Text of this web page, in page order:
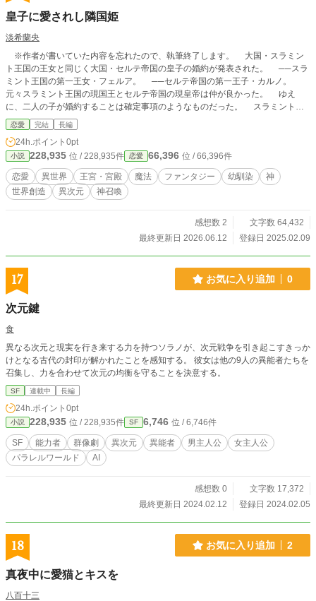
体等とは一切関係無く、布教、勧誘等を目的とした作品では
皇子に愛されし隣国姫
淡希蘭央
※作者が書いていた内容を忘れたので、執筆終了します。 大国・スラミン
ト王国の王女と同じく大国・セルテ帝国の皇子の婚約が発表された。 ──スラ
ミント王国の第一王女・フェルア。 ──セルテ帝国の第一王子・カルノ。
元々スラミント王国の現国王とセルテ帝国の現皇帝は仲が良かった。 ゆえ
に、二人の子が婚約することは確定事項のようなものだった。 スラミント王
国の国王夫妻の計らいにより、フェルアは物心がつく頃にはセルテ帝国の宮殿で
暮らすことになった。 様々な行事などを重ね、深まっていく二人の絆、そし
て恋心──。 二人の恋は結ばれるのか。はたまた、どちらかが婚約破棄を言い
渡すのか⋯⋯。 婚約からなる、永遠の恋の物語。 ※注）登場人物がめちゃ
めちゃ多いです。 表記が違うところが数カ所あります。例…「第1王
妃」と「正妃」。「第1王子」と「王太子」もしくは「皇太子」。「王太子」と
「皇太子」の違いは気になるようでしたらお調べ下さい。 また、ミスがあり
も気になるところなどコメントしていただけたらお答え致します。 カルノは
「王子」じゃなくて「皇子」です。 しかも本当は「皇太子」ですね。 略称
す。 超長編小説、よろしくお願いします。
恋愛 完結 長編
24h.ポイント 0pt
小説 228,935 位 / 228,935件 恋愛 66,396 位 / 66,396件
恋愛 異世界 王宮・宮殿 魔法 ファンタジー 幼馴染
神
世界創造
異次元 神召喚
感想数 2
文字数 64,432
最終更新日 2026.06.12
登録日 2025.02.09
17 お気に入り追加 0
次元鍵
食
異なる次元と現実を行き来する力を持つソラノが、次元戦争を引き起こすきっか
けとなる古代の封印が解かれたことを感知する。 彼女は他の9人の異能者たちを
召集し、力を合わせて次元の均衡を守ることを決意する。
SF 連載中 長編
24h.ポイント 0pt
小説 228,935 位 / 228,935件 SF 6,746 位 / 6,746件
SF 能力者 群像劇 異次元 異能者 男主人公
女主人公
パラレルワールド
AI
感想数 0
文字数 17,372
最終更新日 2024.02.12
登録日 2024.02.05
18 お気に入り追加 2
真夜中に愛猫とキスを
八百十三